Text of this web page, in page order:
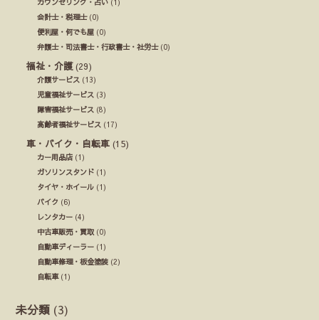
カウンセリング・占い (1)
会計士・税理士(0)
便利屋・何でも屋 (0)
弁護士・司法書士・行政書士・社労士(0)
福祉・介護(29)
介護サービス (13)
児童福祉サービス (3)
障害福祉サービス (8)
高齢者福祉サービス (17)
車・バイク・自転車 (15)
カー用品店 (1)
ガソリンスタンド (1)
タイヤ・ホイール (1)
バイク (6)
レンタカー (4)
中古車販売・買取 (0)
自動車ディーラー (1)
自動車修理・板金塗装 (2)
自転車(1)
未分類 (3)